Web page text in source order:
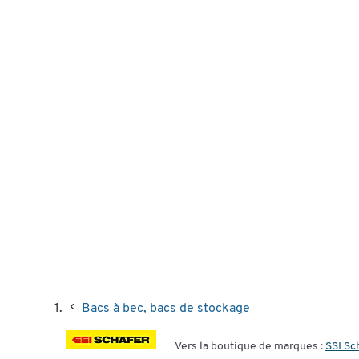
Bacs à bec, bacs de stockage
Vers la boutique de marques : SSI